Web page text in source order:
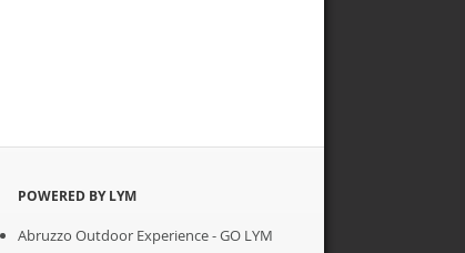
POWERED BY LYM
Abruzzo Outdoor Experience - GO LYM